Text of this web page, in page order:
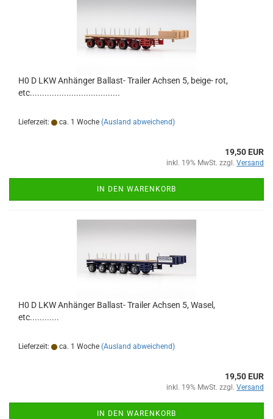
H0 D LKW Anhänger Ballast- Trailer Achsen 5, beige- rot,
etc.....................................
Lieferzeit: ca. 1 Woche (Ausland abweichend)
19,50 EUR
inkl. 19% MwSt. zzgl. Versand
IN DEN WARENKORB
H0 D LKW Anhänger Ballast- Trailer Achsen 5, Wasel,
etc............
Lieferzeit: ca. 1 Woche (Ausland abweichend)
19,50 EUR
inkl. 19% MwSt. zzgl. Versand
IN DEN WARENKORB